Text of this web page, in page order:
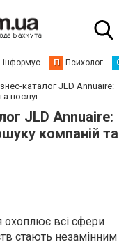
інформує П Психолог С
каталог JLD Annuaire:
послуг
JLD Annuaire:
компаній та
охоплює всі сфери
стають незамінним